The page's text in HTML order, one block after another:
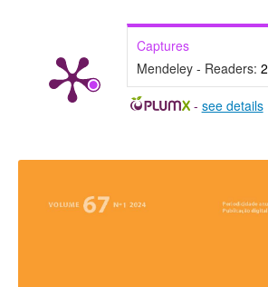
Captures
Mendeley - Readers: 2
- see details